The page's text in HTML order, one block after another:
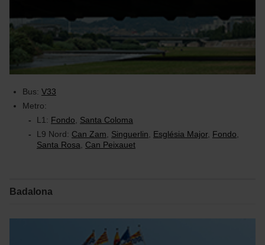
Bus: V33
Metro:
L1: Fondo
Santa Coloma
L9 Nord: Can Zam Singuerlin Església Major, Fondo
Santa Rosa
Can Peixauet
Badalona